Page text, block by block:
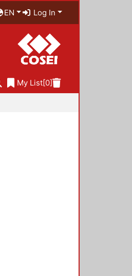
EN Log In
My List[0]